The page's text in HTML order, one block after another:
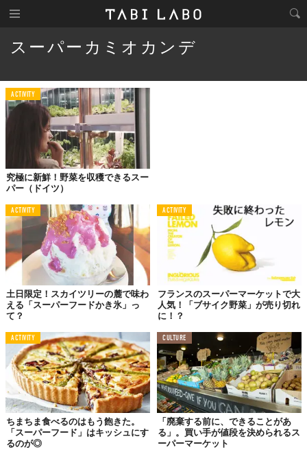
スーパーカミオカンデ
ACTIVITY
究極に新鮮！野菜を収穫できるスー
パー（ドイツ）
ACTIVITY
土日限定！スカイツリーの麓で味わ
える「スーパーフードかき氷」っ
て？
ACTIVITY
フランスのスーパーマーケットで大
人気！「ブサイク野菜」が売り切れ
に！？
ACTIVITY
ちまちま食べるのはもう飽きた。
「スーパーフード」はキッシュにす
るのが◎
CULTURE
「廃棄する前に、できることがあ
る」。買い手が値段を決められるス
ーパーマーケット